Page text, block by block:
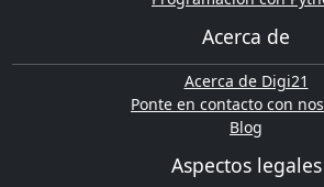
Acerca de
Acerca de Digi21
Ponte en contacto con
Blog
Aspectos legales